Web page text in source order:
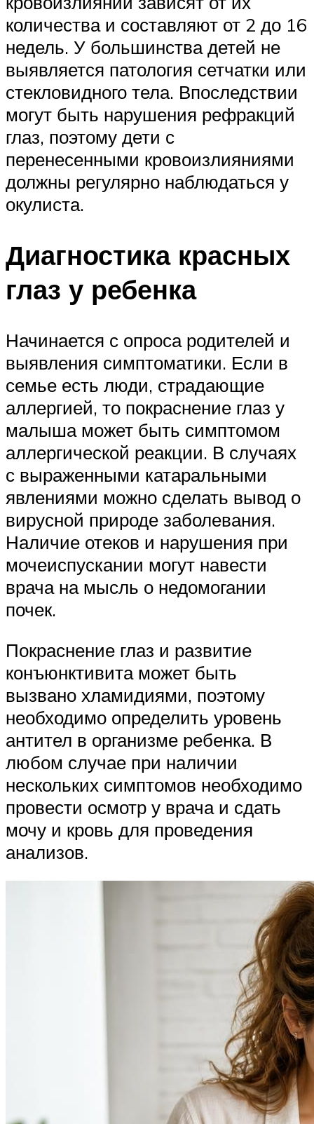
количества и составляют от 2 до 16
недель. У большинства детей не
выявляется патология сетчатки или
стекловидного тела. Впоследствии
могут быть нарушения рефракций
глаз, поэтому дети с
перенесенными кровоизлияниями
должны регулярно наблюдаться у
окулиста.
Диагностика красных
глаз у ребенка
Начинается с опроса родителей и
выявления симптоматики. Если в
семье есть люди, страдающие
аллергией, то покраснение глаз у
малыша может быть симптомом
аллергической реакции. В случаях
с выраженными катаральными
явлениями можно сделать вывод о
вирусной природе заболевания.
Наличие отеков и нарушения при
мочеиспускании могут навести
врача на мысль о недомогании
почек.
Покраснение глаз и развитие
конъюнктивита может быть
вызвано хламидиями, поэтому
необходимо определить уровень
антител в организме ребенка. В
любом случае при наличии
нескольких симптомов необходимо
провести осмотр у врача и сдать
мочу и кровь для проведения
анализов.